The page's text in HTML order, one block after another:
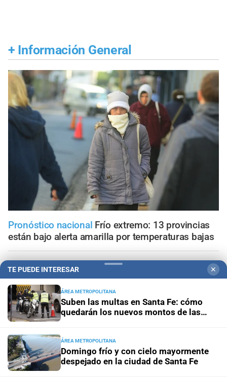
+ Información General
Pronóstico nacional Frío extremo: 13 provincias
están bajo alerta amarilla por temperaturas bajas
El Litoral cumplió 108 años y celebró la
trayectoria de empleados que son parte de su historia
Panorama astrológicoHoróscopo de hoy 9 de agosto de
2026
Horóscopo del díaHoróscopo de hoy para Piscis: 09 de
agosto de 2026
TE PUEDE INTERESAR ✕
ÁREA METROPOLITANA
Suben las multas en Santa Fe: cómo
quedarán los nuevos montos de las
ÁREA METROPOLITANA
Domingo frío y con cielo mayormente
despejado en la ciudad de Santa Fe